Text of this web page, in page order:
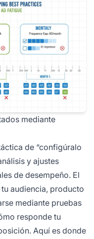
mediante
de “configúralo
y ajustes
de desempeño. El
audiencia, producto
mediante pruebas
responde tu
Aquí es donde